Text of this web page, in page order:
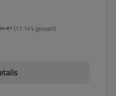
€*(17.14% gespart)